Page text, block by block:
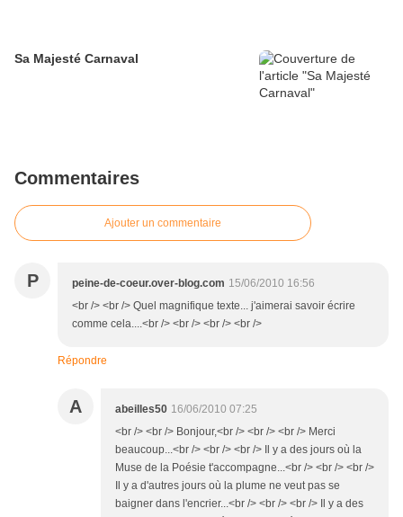
Sa Majesté Carnaval
Commentaires
Ajouter un commentaire
P peine-de-coeur.over-blog.com 15/06/2010 16:56
<br /> <br /> Quel magnifique texte... j'aimerai savoir écrire
comme cela....<br /> <br /> <br /> <br />
Répondre
A abeilles50 16/06/2010 07:25
<br /> <br /> Bonjour,<br /> <br /> <br /> Merci
beaucoup...<br /> <br /> <br /> Il y a des jours où la
Muse de la Poésie t'accompagne...<br /> <br /> <br />
Il y a d'autres jours où la plume ne veut pas se
baigner dans l'encrier...<br /> <br /> <br /> Il y a des